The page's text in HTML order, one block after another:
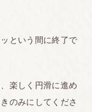
という間に終了で
楽しく円滑に進め
のみにしてくださ